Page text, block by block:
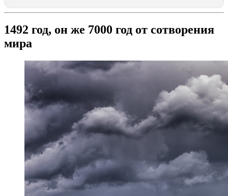
1492 год, он же 7000 год от сотворения
мира